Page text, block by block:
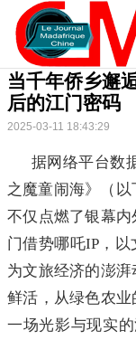
当千年侨乡邂
后的江门密码
2025-03-11 18:43:29
据网络平台数据
之魔童闹海》（
不仅点燃了银幕
门借势哪吒IP，
为文旅经济的澎
鲜活，从绿色农
一场光影与现实